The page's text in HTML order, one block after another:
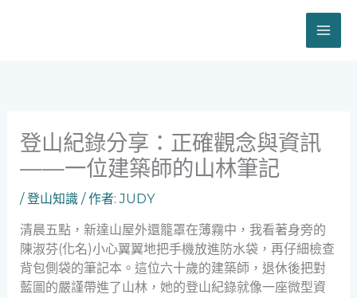
登山紀錄分享：正確觀念與資訊
——一位建築師的山林筆記
/登山知識/ 作者:JUDY
清晨五點，新達山屋外還籠罩在薄霧中，我看著身旁的
陳淑芬(化名)小心翼翼地把手機放進防水袋，再仔細檢查
背包側袋的筆記本。這位六十歲的建築師，退休後把對
藍圖的嚴謹帶進了山林，她的登山紀錄就像一座微型資